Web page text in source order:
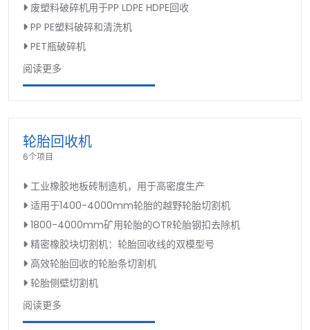
废塑料破碎机用于PP LDPE HDPE回收
PP PE塑料破碎和清洗机
PET瓶破碎机
阅读更多
轮胎回收机
6个项目
工业橡胶地板砖制造机，用于高密度生产
适用于1400-4000mm轮胎的越野轮胎切割机
1800-4000mm矿用轮胎的OTR轮胎钢扣去除机
精密橡胶块切割机：轮胎回收线的双模型号
高效轮胎回收的轮胎条切割机
轮胎侧壁切割机
阅读更多